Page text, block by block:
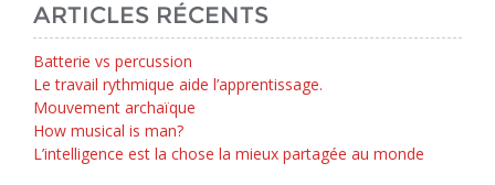
ARTICLES RÉCENTS
Batterie vs percussion
Le travail rythmique aide l’apprentissage.
Mouvement archaïque
How musical is man?
L’intelligence est la chose la mieux partagée au monde